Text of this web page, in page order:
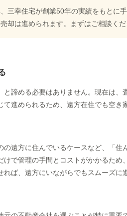
三幸住宅が創業50年の実績をもとに
却は進められます。まずはご相談くだ
と諦める必要はありません。現在は、
進められるため、遠方在住でも空き
遠方に住んでいるケースなど、「住
で管理の手間とコストがかかるため
ば、遠方にいながらでもスムーズに